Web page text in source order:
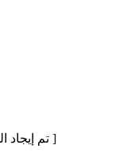
[ تم إيجاد